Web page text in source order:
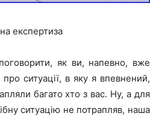
експертиза
як ви, напевно, вже
про ситуації, в яку я впевнений,
багато хто з вас. Ну, а для
ситуацію не потрапляв, наша